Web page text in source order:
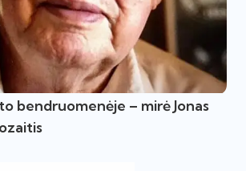
bendruomenėje – mirė Jonas